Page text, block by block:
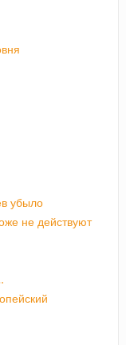
убыло
не действуют